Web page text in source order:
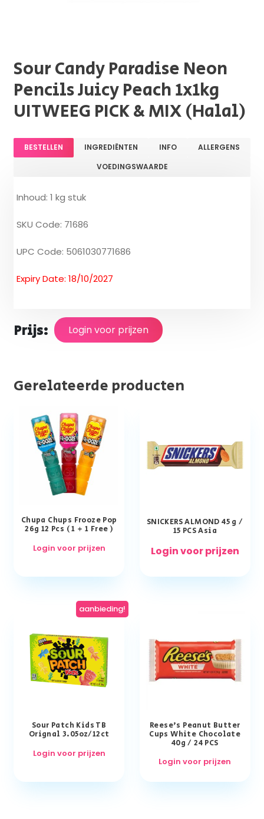
Sour Candy Paradise Neon
Pencils Juicy Peach 1x1kg
UITWEEG PICK & MIX (Halal)
BESTELLEN INGREDIËNTEN INFO
ALLERGENS
VOEDINGSWAARDE
Inhoud: 1 kg stuk
SKU Code: 71686
UPC Code: 5061030771686
Expiry Date: 18/10/2027
Prijs: Login voor prijzen
Gerelateerde producten
Chupa Chups Frooze Pop
26g 12 Pcs ( 1 + 1 Free )
Login voor prijzen
SNICKERS ALMOND 45 g /
15 PCS Asia
Login voor prijzen
aanbieding!
Sour Patch Kids TB
Orignal 3.05oz/12ct
Login voor prijzen
Reese’s Peanut Butter
Cups White Chocolate
40g / 24 PCS
Login voor prijzen